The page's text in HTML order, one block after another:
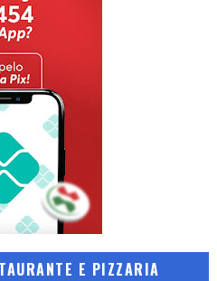
E PIZZARIA